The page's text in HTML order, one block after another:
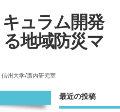
ュラム開発
地域防災マ
州大学/廣内研究室
最近の投稿